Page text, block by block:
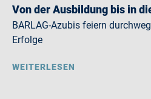
Von der Ausbildung bis in
BARLAG-Azubis feiern
Erfolge
WEITERLESEN